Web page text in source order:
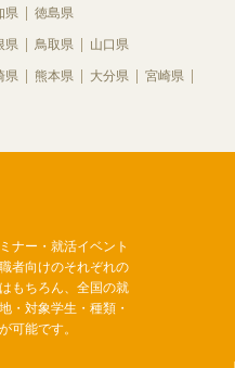
県 徳島県
県 鳥取県 山口県
県 熊本県 大分県
宮崎県
ナー・就活イベント
者向けのそれぞれの
もちろん、全国の就
・対象学生・種類・
可能です。